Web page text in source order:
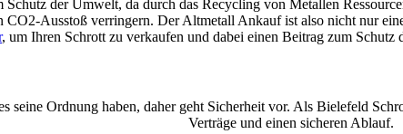
der Umwelt, da durch das Recycling von Metallen
CO2-Ausstoß verringern. Der Altmetall Ankauf ist also nicht nur
, um Ihren Schrott zu verkaufen und dabei einen Beitrag zum Schutz
seine Ordnung haben, daher geht Sicherheit vor. Als Bielefeld
Verträge und einen sicheren Ablauf.